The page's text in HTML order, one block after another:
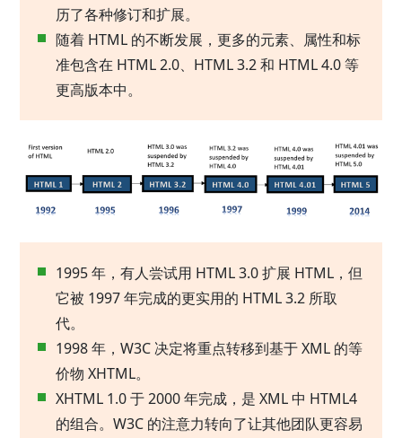
历了各种修订和扩展。
随着 HTML 的不断发展，更多的元素、属性和标
准包含在 HTML 2.0、HTML 3.2 和 HTML 4.0 等
更高版本中。
1995 年，有人尝试用 HTML 3.0 扩展 HTML，但
它被 1997 年完成的更实用的 HTML 3.2 所取
代。
1998 年，W3C 决定将重点转移到基于 XML 的等
价物 XHTML。
XHTML 1.0 于 2000 年完成，是 XML 中 HTML4
的组合。W3C 的注意力转向了让其他团队更容易